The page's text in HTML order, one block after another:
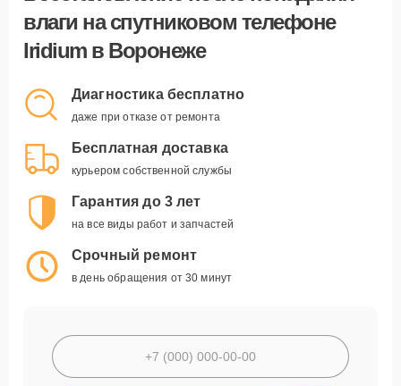
влаги на спутниковом телефоне
Iridium в Воронеже
Диагностика бесплатно
даже при отказе от ремонта
Бесплатная доставка
курьером собственной службы
Гарантия до 3 лет
на все виды работ и запчастей
Срочный ремонт
в день обращения от 30 минут